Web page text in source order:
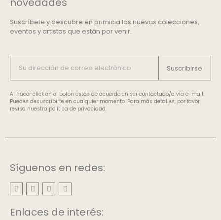
Suscríbete y descubre en primicia las nuevas colecciones,
eventos y artistas que están por venir.
Suscribirse
Al hacer click en el botón estás de acuerdo en ser contactado/a vía e-mail.
Puedes desuscribirte en cualquier momento. Para más detalles, por favor
revisa nuestra política de privacidad.
Síguenos en redes:
Enlaces de interés: